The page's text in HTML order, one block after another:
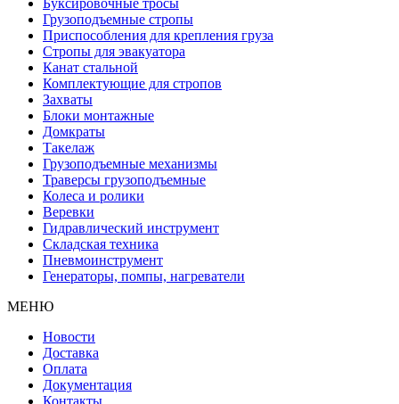
Грузоподъемные стропы
Приспособления для крепления груза
Стропы для эвакуатора
Канат стальной
Комплектующие для стропов
Захваты
Блоки монтажные
Домкраты
Такелаж
Грузоподъемные механизмы
Траверсы грузоподъемные
Колеса и ролики
Веревки
Гидравлический инструмент
Складская техника
Пневмоинструмент
Генераторы, помпы, нагреватели
МЕНЮ
Новости
Доставка
Оплата
Документация
Контакты